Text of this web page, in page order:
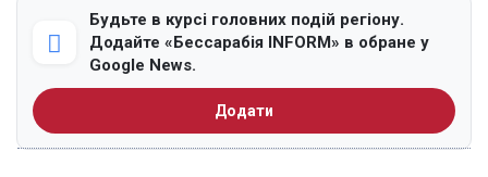
Будьте в курсі головних подій регіону.
Додайте «Бессарабія INFORM» в обране у
Google News.
Додати